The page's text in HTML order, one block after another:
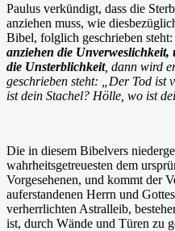
Paulus verkündigt, dass die
anziehen muss, wie
Bibel, folglich geschrieben steht:
anziehen die Unverweslichkeit,
die Unsterblichkeit, dann wird
geschrieben steht: „Der Tod ist
ist dein Stachel? Hölle, wo ist
Die in diesem Bibelvers
wahrheitsgetreuesten dem
Vorgesehenen, und kommt der
auferstandenen Herrn und
verherrlichten Astralleib,
ist, durch Wände und Türen zu